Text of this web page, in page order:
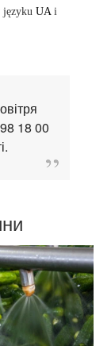
językuUA i
18 00